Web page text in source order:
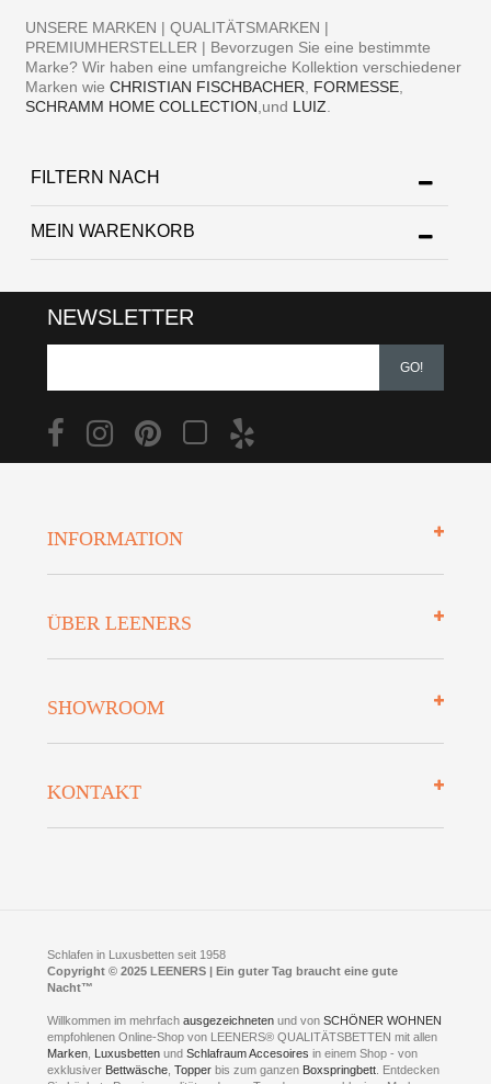
UNSERE MARKEN | QUALITÄTSMARKEN |
PREMIUMHERSTELLER | Bevorzugen Sie eine bestimmte
Marke? Wir haben eine umfangreiche Kollektion verschiedener
Marken wieCHRISTIAN FISCHBACHER FORMESSE
SCHRAMM HOME COLLECTION ,und LUIZ
FILTERN NACH
MEIN WARENKORB
NEWSLETTER
GO!
INFORMATION
Finanzierung
Datenschutz
ÜBER LEENERS
Preisgarantie
Presse
Jobs
SHOWROOM
Fotoalbum
Kontakt
KONTAKT
Neuer Showroom für unsere Onlineartikel.
Kontakt via:WhatsApp
Kontakt via:eMail
Schlafen in Luxusbetten seit 1958
Copyright © 2025 LEENERS | Ein guter Tag braucht eine gute
Nacht™
Willkommen im mehrfachausgezeichnetenund vonSCHÖNER WOHNEN
empfohlenen Online-Shop von LEENERS® QUALITÄTSBETTEN mit allen
Marken Luxusbetten undSchlafraum Accesoires in einem Shop - von
exklusiver Bettwäsche ,Topper bis zum ganzen Boxspringbett . Entdecken